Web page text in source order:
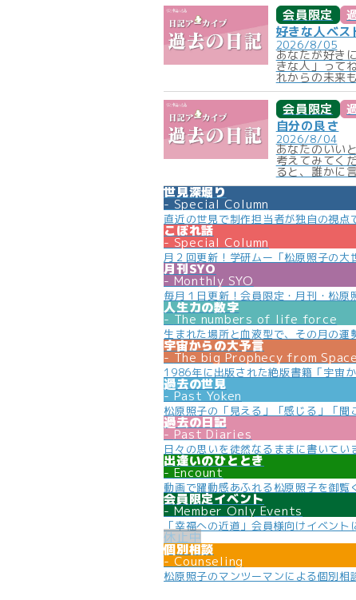
会員限定
好きな人ベ
2026/8/05
あなたが好き
きな人」って
れからの未来
会員限定
自分の良さ
2026/8/04
あなたのいい
考えてみてく
ると、誰かに
世見深堀り
Special Column
直近の世見で制作担当者が独自の視点
こぼれ話
Special Column
月２回更新！学研ムー「松原照子の大
月刊SYO
Monthly SYO
毎月１日更新！会員限定・月刊・松原
人生力の数字
The numbers of life force
生まれた場所と血液型で、その月の運
宇宙からの大予言
The big Prophecy from Space
1986年に出版された絶版書籍「宇宙
過去の世見
Past Yoken
松原照子の「見える」「感じる」「聞
過去の日記
Past Diaries
日々の思いを徒然なるままに書いてい
出逢いのひととき
Encount
動画で躍動感あふれる松原照子を御覧
会員限定イベント
Member Only Events
「幸福への近道」会員様向けイベント
個別相談
Counseling
松原照子のマンツーマンによる個別相